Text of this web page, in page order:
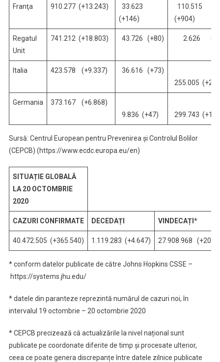
Franţa 910.277 (+13.243)
33.623
(+146)
110.515
(+904)
Regatul
Unit
741.212 (+18.803) 43.726 (+80) 2.626
Italia 423.578 (+9.337)
36.616 (+73)
255.005
Germania
373.167 (+6.868)
9.836 (+47)
299.743
Sursă: Centrul European pentru Prevenirea și Controlul Bolilor
(CEPCB) (https://www.ecdc.europa.eu/en)
SITUAȚIE GLOBALĂ
LA 20 OCTOMBRIE
2020
CAZURI CONFIRMATE DECEDAȚI VINDECAȚI*
40.472.505 (+365.540) 1.119.283 (+4.647) 27.908.968
* conform datelor publicate de către Johns Hopkins CSSE –
https://systems.jhu.edu/
* datele din paranteze reprezintă numărul de cazuri noi, în
intervalul 19 octombrie – 20 octombrie 2020
* CEPCB precizează că actualizările la nivel național sunt
publicate pe coordonate diferite de timp și procesate ulterior,
ceea ce poate genera discrepanțe între datele zilnice publicate